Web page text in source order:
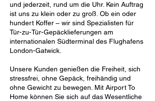
und jederzeit, rund um die Uhr. Kein Auftrag
ist uns zu klein oder zu groß. Ob ein oder
hundert Koffer – wir sind Spezialisten für
Tür-zu-Tür-Gepäcklieferungen am
internationalen Südterminal des Flughafens
London-Gatwick.
Unsere Kunden genießen die Freiheit, sich
stressfrei, ohne Gepäck, freihändig und
ohne Gewicht zu bewegen. Mit Airport To
Home können Sie sich auf das Wesentliche